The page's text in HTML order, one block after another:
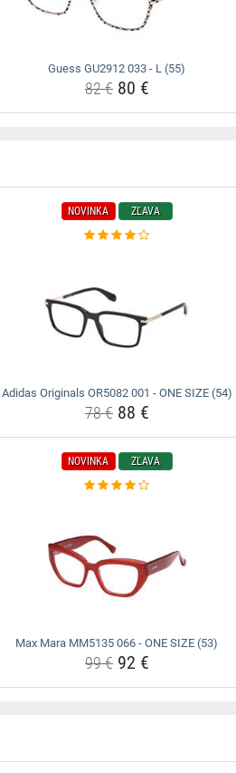
Guess GU2912 033 - L (55)
82 €80 €
NOVINKA ZĽAVA
Adidas Originals OR5082 001 - ONE SIZE (54)
78 €88 €
NOVINKA ZĽAVA
Max Mara MM5135 066 - ONE SIZE (53)
99 €92 €